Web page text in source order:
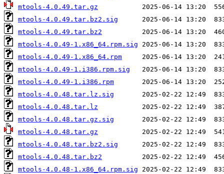
mtools-4.0.49.tar.gz
mtools-4.0.49.tar.bz2.sig
mtools-4.0.49.tar.bz2
mtools-4.0.49-1.x86_64.rpm.sig
mtools-4.0.49-1.x86_64.rpm
mtools-4.0.49-1.i386.rpm.sig
mtools-4.0.49-1.i386.rpm
mtools-4.0.48.tar.lz.sig
mtools-4.0.48.tar.lz
mtools-4.0.48.tar.gz.sig
mtools-4.0.48.tar.gz
mtools-4.0.48.tar.bz2.sig
mtools-4.0.48.tar.bz2
mtools-4.0.48-1.x86_64.rpm.sig